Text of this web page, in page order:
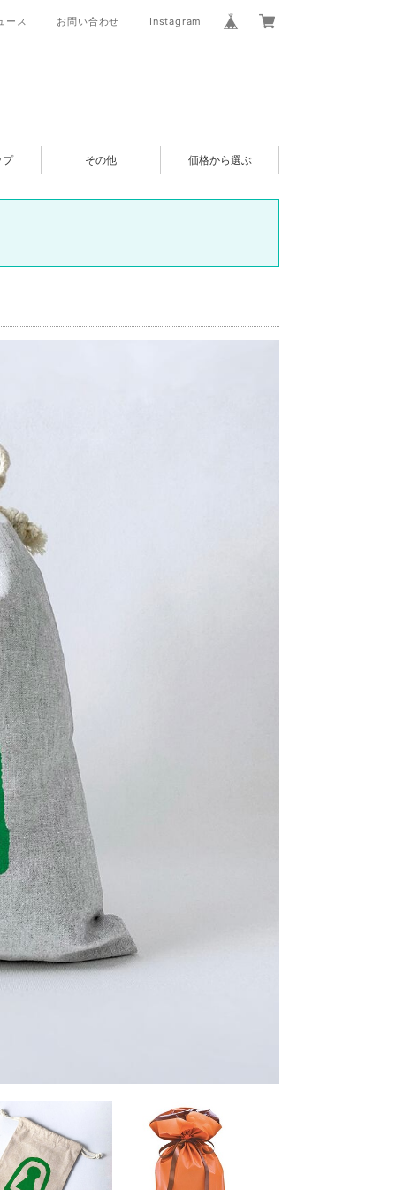
ース お問い合わせ Instagram
プ その他 価格から選ぶ